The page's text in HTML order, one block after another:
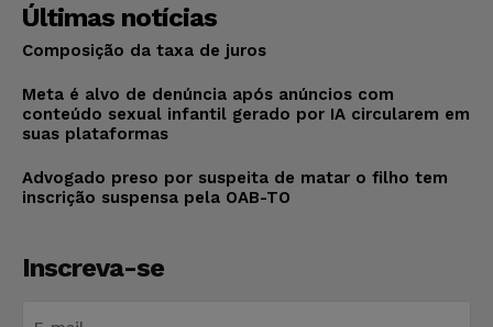
Últimas notícias
Composição da taxa de juros
Meta é alvo de denúncia após anúncios com
conteúdo sexual infantil gerado por IA circularem em
suas plataformas
Advogado preso por suspeita de matar o filho tem
inscrição suspensa pela OAB-TO
Inscreva-se